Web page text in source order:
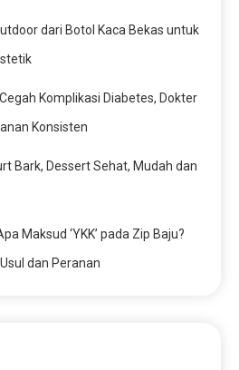
dari Botol Kaca Bekas untuk
Komplikasi Diabetes, Dokter
Konsisten
Bark, Dessert Sehat, Mudah dan
Maksud ‘YKK’ pada Zip Baju?
dan Peranan